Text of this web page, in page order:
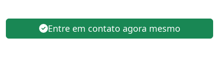
Entre em contato agora mesmo